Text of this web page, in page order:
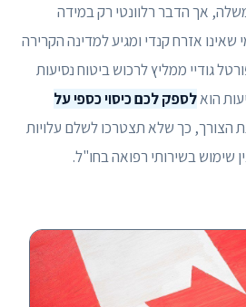
אך הדבר רלוונטי רק במידה
שאינו אזרח קנדי ומגיע למדינה הקרירה
גודיי ממליץ לרכוש ביטוח נסיעות
הואלספק לכם כיסוי כספי על
הצורך, כך שלא תצטרכו לשלם עלויות
שימוש בשירותי רפואה בחו"ל.